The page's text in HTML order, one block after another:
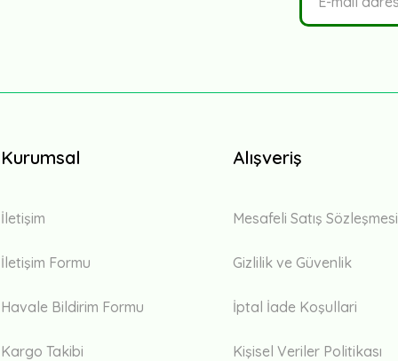
Kurumsal
İletişim
İletişim Formu
Havale Bildirim Formu
Kargo Takibi
Alışveriş
Mesafeli Satış Sözleşmesi
Gizlilik ve Güvenlik
İptal İade Koşullari
Kişisel Veriler Politikası